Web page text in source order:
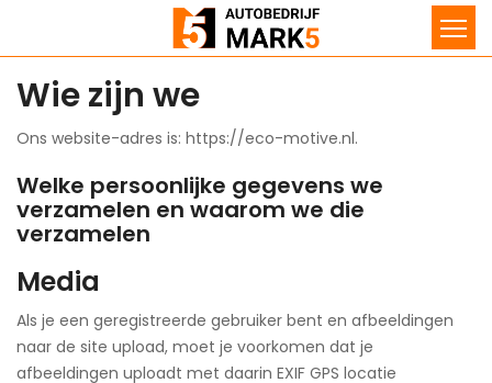
Wie zijn we
Ons website-adres is: https://eco-motive.nl.
Welke persoonlijke gegevens we
verzamelen en waarom we die
verzamelen
Media
Als je een geregistreerde gebruiker bent en afbeeldingen
naar de site upload, moet je voorkomen dat je
afbeeldingen uploadt met daarin EXIF GPS locatie